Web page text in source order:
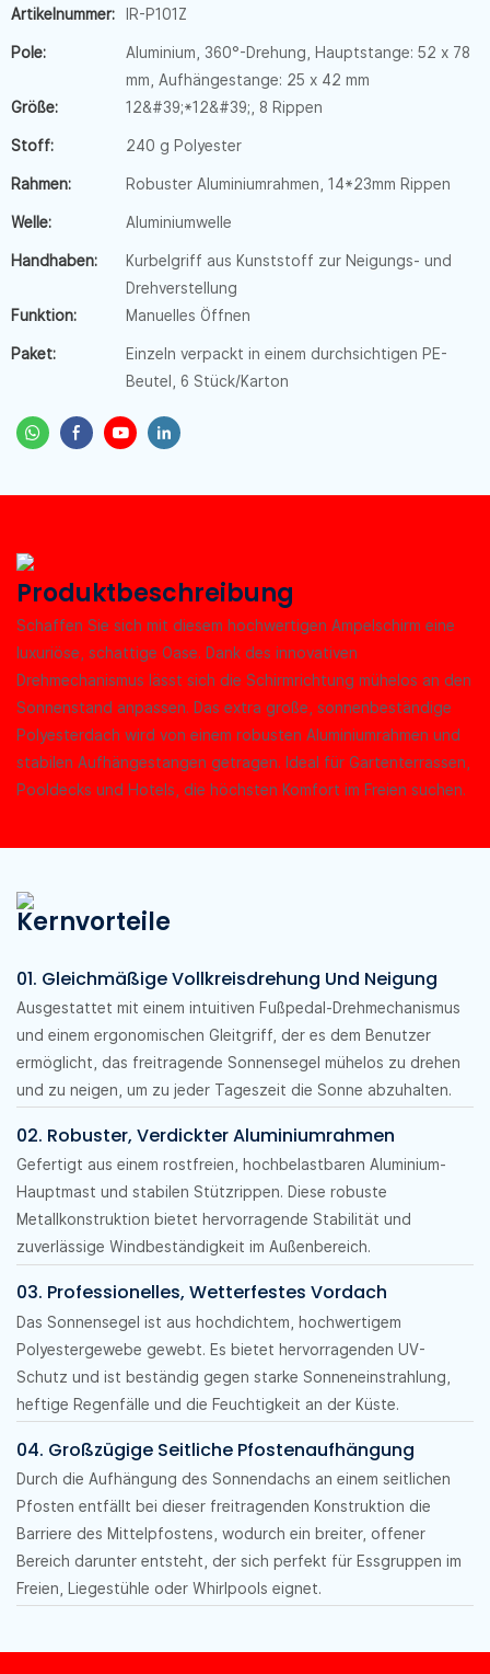
Artikelnummer: IR-P101Z
Pole:
Aluminium, 360°-Drehung, Hauptstange: 52 x 78
mm, Aufhängestange: 25 x 42 mm
Größe:
12&#39;*12&#39;, 8 Rippen
Stoff: 240 g Polyester
Rahmen: Robuster Aluminiumrahmen, 14*23mm Rippen
Welle: Aluminiumwelle
Handhaben:
Kurbelgriff aus Kunststoff zur Neigungs- und
Drehverstellung
Funktion:
Manuelles Öffnen
Paket:
Einzeln verpackt in einem durchsichtigen PE-
Beutel, 6 Stück/Karton
Produktbeschreibung
Schaffen Sie sich mit diesem hochwertigen Ampelschirm eine
luxuriöse, schattige Oase. Dank des innovativen
Drehmechanismus lässt sich die Schirmrichtung mühelos an den
Sonnenstand anpassen. Das extra große, sonnenbeständige
Polyesterdach wird von einem robusten Aluminiumrahmen und
stabilen Aufhängestangen getragen. Ideal für Gartenterrassen,
Pooldecks und Hotels, die höchsten Komfort im Freien suchen.
Kernvorteile
01. Gleichmäßige Vollkreisdrehung Und Neigung
Ausgestattet mit einem intuitiven Fußpedal-Drehmechanismus
und einem ergonomischen Gleitgriff, der es dem Benutzer
ermöglicht, das freitragende Sonnensegel mühelos zu drehen
und zu neigen, um zu jeder Tageszeit die Sonne abzuhalten.
02. Robuster, Verdickter Aluminiumrahmen
Gefertigt aus einem rostfreien, hochbelastbaren Aluminium-
Hauptmast und stabilen Stützrippen. Diese robuste
Metallkonstruktion bietet hervorragende Stabilität und
zuverlässige Windbeständigkeit im Außenbereich.
03. Professionelles, Wetterfestes Vordach
Das Sonnensegel ist aus hochdichtem, hochwertigem
Polyestergewebe gewebt. Es bietet hervorragenden UV-
Schutz und ist beständig gegen starke Sonneneinstrahlung,
heftige Regenfälle und die Feuchtigkeit an der Küste.
04. Großzügige Seitliche Pfostenaufhängung
Durch die Aufhängung des Sonnendachs an einem seitlichen
Pfosten entfällt bei dieser freitragenden Konstruktion die
Barriere des Mittelpfostens, wodurch ein breiter, offener
Bereich darunter entsteht, der sich perfekt für Essgruppen im
Freien, Liegestühle oder Whirlpools eignet.